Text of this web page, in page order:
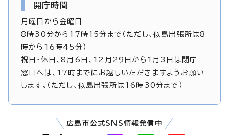
開庁時間
月曜日から金曜日
8時30分から17時15分まで（ただし、似島出張所は8
時から16時45分）
祝日・休日、8月6日、12月29日から1月3日は閉庁
窓口へは、17時までにお越しいただきますようお願い
します。（ただし、似島出張所は16時30分まで）
広島市公式SNS情報発信中